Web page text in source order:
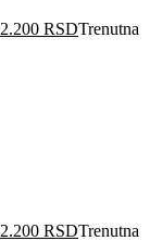
2.200 RSDTrenutna
2.200 RSDTrenutna